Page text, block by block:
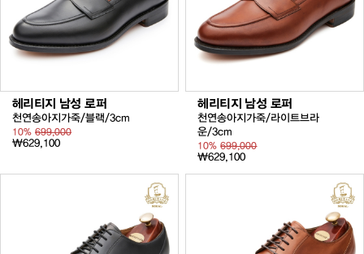
헤리티지 남성 로퍼
천연송아지가죽/블랙/3cm
10% 699,000
₩629,100
헤리티지 남성 로퍼
천연송아지가죽/라이트브라
운/3cm
10%699,000
₩629,100